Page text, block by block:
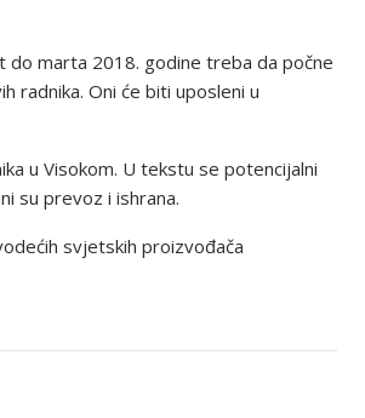
do marta 2018. godine treba da počne
radnika. Oni će biti uposleni u
u Visokom. U tekstu se potencijalni
su prevoz i ishrana.
svjetskih proizvođača